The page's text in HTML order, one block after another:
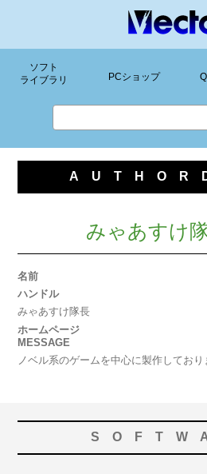
ソフト
ライブラリ
PCショップ
みゃあすけ
名前
ハンドル
みゃあすけ隊長
ホームページ
MESSAGE
ノベル系のゲームを中心に製作しており